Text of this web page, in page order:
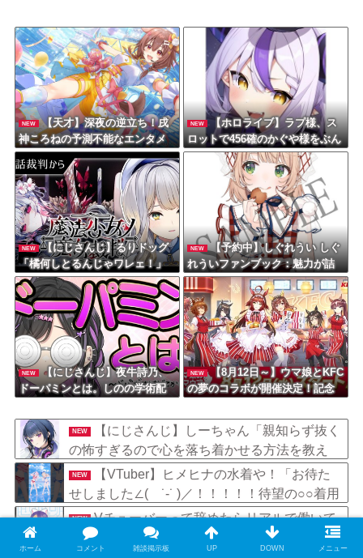
NEW
【天才】深夜の逆立ち！戌
神ころねの予測不能なエンタメ
伝説
NEW
【ホロライブ】ラプ様、ス
ロットで456確のかぐや様をぶん
回すも吸われて絶望 ← 初ヴヴヴ
のママは2000枚プラス
NEW
【にじさんじ】るりドッグ
「橘何しとるんじゃワレェ！」
NEW
【予約中】しぐれうい しぐ
れういファンブック：魅力が詰
まった一冊をチェック！
NEW
【にじさんじ】夜牛詩乃、
ドーパミンとは。しのの学術配
NEW
【8月12日～】ウマ娘とKFC
の夢のコラボが開催決定！記念
「ぱかライブTV」での詳細発表
NEW
【にじさんじ】しーちゃん「親知らず抜く
の怖すぎるので心を落ち着かせる方法を教え
て」
NEW
【VTuber】ヒメヒナの水着や！「お待た
せしました∠( ˙-˙ )／！！！！！待望の○○着用
フランケン????❣️」
NEW
Vチューバーって辞めたらリアルで働いて
いけるの？
ホーム コメント 雑談掲示板 UP DOWN メニュー